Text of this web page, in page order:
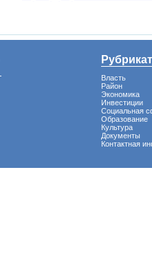
Власть
Район
Экономика
Инвестиции
Социальная
Образование
Культура
Документы
Контактная